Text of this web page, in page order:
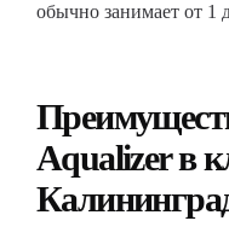
обычно занимает от 1
Aqualizer в